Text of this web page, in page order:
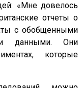
«Мне довелось
отчеты о
с обобщенными
данными. Они
которые